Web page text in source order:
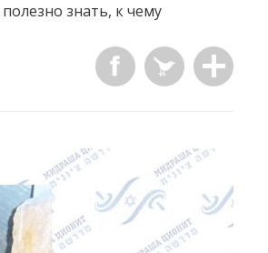
знать, к чему